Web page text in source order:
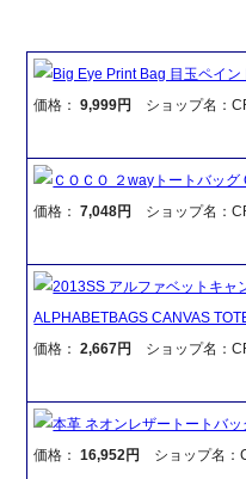
Big Eye Print Bag 目玉ペイ
価格：9,999円 ショップ名：
ＣＯＣＯ ２wayトートバッグ
価格：7,048円 ショップ名：
2013SS アルファベットキャ
ALPHABETBAGS CANVAS
価格：2,667円 ショップ名：
本革 ネオンレザートートバ
価格：16,952円 ショップ名：